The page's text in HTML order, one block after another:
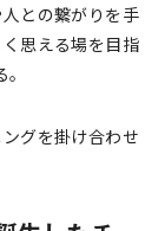
との繋がりを手
思える場を目指
グを掛け合わせ